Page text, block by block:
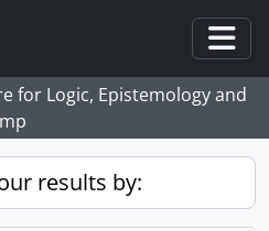
for Logic, Epistemology and
results by: